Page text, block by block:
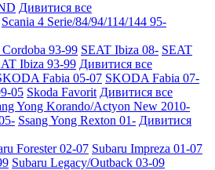
Дивитися все
Scania 4 Serie/84/94/114/144 95-
93-99 SEAT Ibiza 08- SEAT
Ibiza 93-99 Дивитися все
Fabia 05-07 SKODA Fabia 07-
05 Skoda Favorit Дивитися все
Yong Korando/Actyon New 2010-
Ssang Yong Rexton 01- Дивитися
Forester 02-07 Subaru Impreza 01-07
Subaru Legacy/Outback 03-09